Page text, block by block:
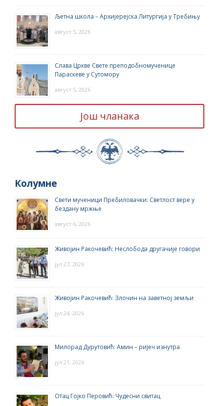
Љетна школа – Архијерејска Литургија у Требињу
август 5, 2026
Слава Цркве Свете преподобномученице
Параскеве у Сутомору
август 5, 2026
Још чланака
Колумне
Свети мученици Пребиловачки: Светлост вере у
бездану мржње
август 6, 2026
Живојин Ракочевић: Неслобода другачије говори
јул 27, 2026
Живојин Ракочевић: Злочин на заветној земљи
јул 24, 2026
Милорад Дурутовић: Амин – ријеч изнутра
јул 21, 2026
Отац Гојко Перовић: Чудесни свитац